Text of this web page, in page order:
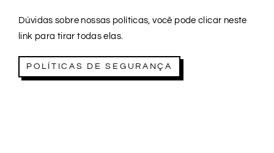
Dúvidas sobre nossas políticas, você pode clicar neste
link para tirar todas elas.
POLÍTICAS DE SEGURANÇA